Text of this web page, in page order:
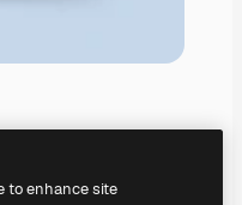
to enhance site